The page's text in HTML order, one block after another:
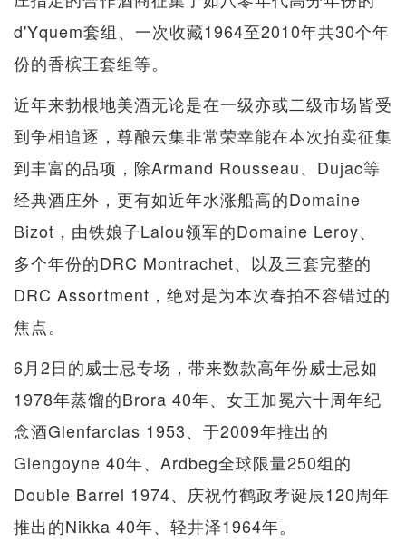
d'Yquem套组、一次收藏1964至2010年共30个年
份的香槟王套组等。
近年来勃根地美酒无论是在一级亦或二级市场皆受
到争相追逐，尊酿云集非常荣幸能在本次拍卖征集
到丰富的品项，除Armand Rousseau、Dujac等
经典酒庄外，更有如近年水涨船高的Domaine
Bizot，由铁娘子Lalou领军的Domaine Leroy、
多个年份的DRC Montrachet、以及三套完整的
DRC Assortment，绝对是为本次春拍不容错过的
焦点。
6月2日的威士忌专场，带来数款高年份威士忌如
1978年蒸馏的Brora 40年、女王加冕六十周年纪
念酒Glenfarclas 1953、于2009年推出的
Glengoyne 40年、Ardbeg全球限量250组的
Double Barrel 1974、庆祝竹鹤政孝诞辰120周年
推出的Nikka 40年、轻井泽1964年。